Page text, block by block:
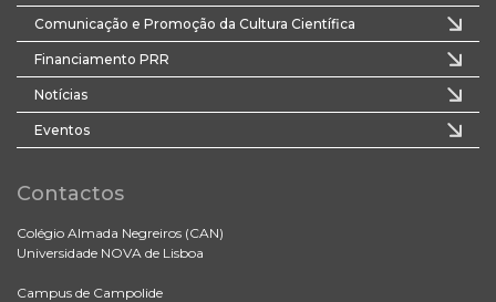
Comunicação e Promoção da Cultura Científica
Financiamento PRR
Notícias
Eventos
Contactos
Colégio Almada Negreiros (CAN)
Universidade NOVA de Lisboa
Campus de Campolide